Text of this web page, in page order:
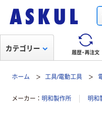
履歴・再注文
カテゴリー
ホーム 工具/電動工具
メーカー 明和製作所 明和